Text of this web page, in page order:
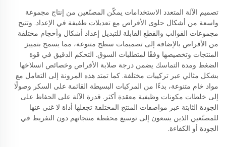
تصميم الآلة المتعدد الاستخدامات يمكّن المصنّعين من إنتاج مجموعة
واسعة من أشكال حلوى الأقراص مع تعديلات طفيفة في الإعداد. وتتيح
مجموعات القوالب والقطع القابلة للتبديل إعداد أشكال وأحجام مختلفة
من الأقراص بالإضافة إلى تصميمات سطح متنوعة، مما يسمح بتمييز
المنتجات وتخصيصها وفقًا لمتطلبات السوق. التحكم الدقيق في قوة
الضغط ومدة التماسك يضمن درجة صلابة الأقراص وخصائص انسلاخها
بشكل مثالي عبر تركيبات مختلفة. كما تمتد هذه المرونة إلى التعامل مع
مواد خام متنوعة، بدءًا من المركبات البسيطة القائمة على السكر وصولًا
إلى خلطات مكونات وظيفية معقدة أكثر. قدرة الآلة على الحفاظ على
الجودة الثابتة عبر مواصفات المنتج المختلفة تجعلها أداة لا غنى عنها
للمصنّعين الذين يسعون إلى توسيع محفظة منتجاتهم دون التفريط في
الجودة أو الكفاءة.